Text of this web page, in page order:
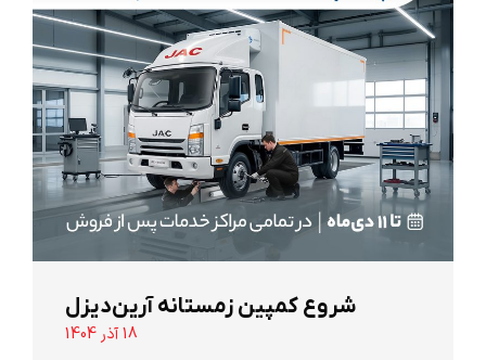
شروع کمپین زمستانه آرین‌دیزل
18 آذر 1404